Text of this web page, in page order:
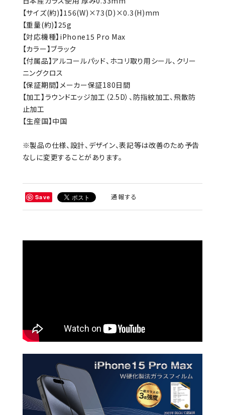
【サイズ(約)】156(W)×73(D)×0.3(H)mm
【重量(約)】25g
【対応機種】iPhone15 Pro Max
【カラー】ブラック
【付属品】アルコールパッド、ホコリ取り用シール、クリー
ニングクロス
【保証期間】メーカー保証180日間
【加工】ラウンドエッジ加工（2.5D）、防指紋加工、飛散防
止加工
【生産国】中国
※製品の仕様、設計、デザイン、表記等は改善のため予告
なしに変更することがあります。
Save 通報する